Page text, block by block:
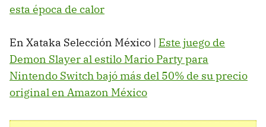
esta época de calor
En Xataka Selección México | Este juego de
Demon Slayer al estilo Mario Party para
Nintendo Switch bajó más del 50% de su precio
original en Amazon México